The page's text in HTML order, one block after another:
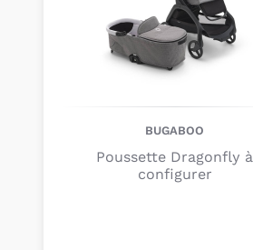
BUGABOO
Poussette Dragonfly à
configurer